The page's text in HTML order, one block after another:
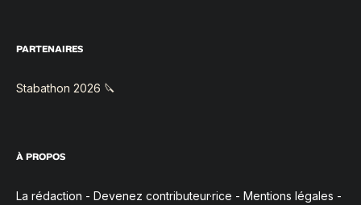
PARTENAIRES
Stabathon 2026 🔪
À PROPOS
La rédaction - Devenez contributeur·rice - Mentions légales -